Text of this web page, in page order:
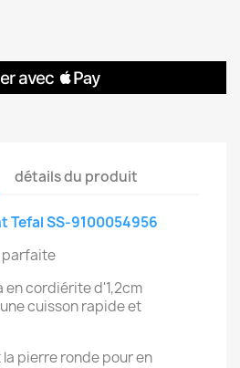
détails du produit
Tefal SS-9100054956
parfaite
cordiérite d'1,2cm
cuisson rapide et
la pierre ronde pour en